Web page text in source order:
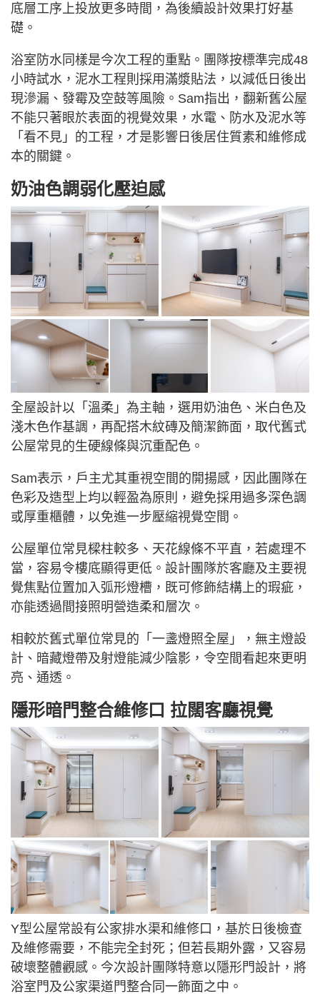
底層工序上投放更多時間，為後續設計效果打好基
礎。
浴室防水同樣是今次工程的重點。團隊按標準完成48
小時試水，泥水工程則採用滿漿貼法，以減低日後出
現滲漏、發霉及空鼓等風險。Sam指出，翻新舊公屋
不能只著眼於表面的視覺效果，水電、防水及泥水等
「看不見」的工程，才是影響日後居住質素和維修成
本的關鍵。
奶油色調弱化壓迫感
全屋設計以「溫柔」為主軸，選用奶油色、米白色及
淺木色作基調，再配搭木紋磚及簡潔飾面，取代舊式
公屋常見的生硬線條與沉重配色。
Sam表示，戶主尤其重視空間的開揚感，因此團隊在
色彩及造型上均以輕盈為原則，避免採用過多深色調
或厚重櫃體，以免進一步壓縮視覺空間。
公屋單位常見樑柱較多、天花線條不平直，若處理不
當，容易令樓底顯得更低。設計團隊於客廳及主要視
覺焦點位置加入弧形燈槽，既可修飾結構上的瑕疵，
亦能透過間接照明營造柔和層次。
相較於舊式單位常見的「一盞燈照全屋」，無主燈設
計、暗藏燈帶及射燈能減少陰影，令空間看起來更明
亮、通透。
隱形暗門整合維修口 拉闊客廳視覺
Y型公屋常設有公家排水渠和維修口，基於日後檢查
及維修需要，不能完全封死；但若長期外露，又容易
破壞整體觀感。今次設計團隊特意以隱形門設計，將
浴室門及公家渠道門整合同一飾面之中。